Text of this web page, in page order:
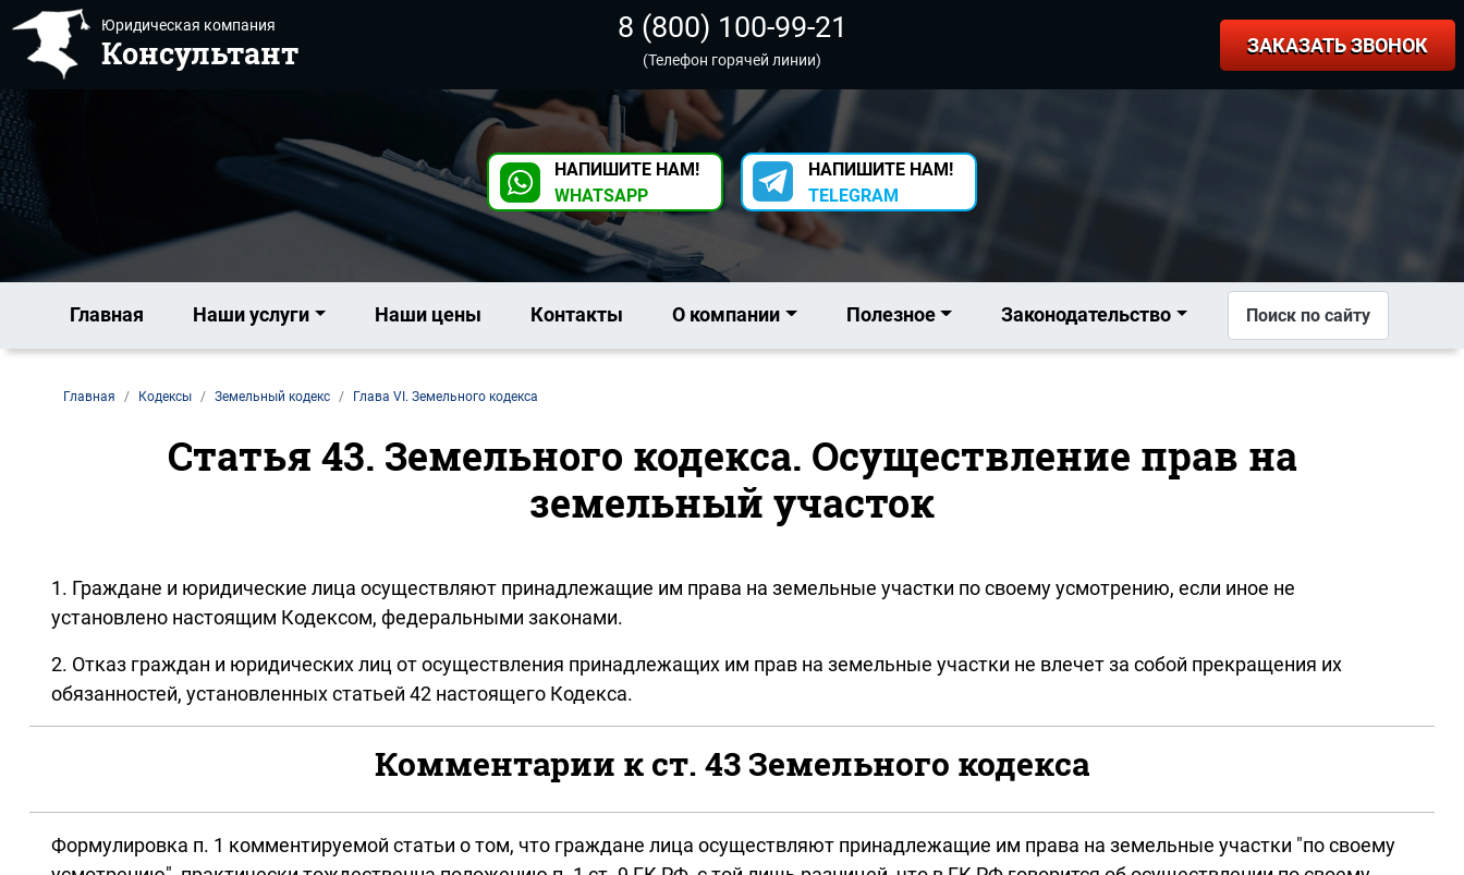
Юридическая компания
Консультант
8 (800) 100-99-21
(Телефон горячей линии)
ЗАКАЗАТЬ ЗВОНОК
НАПИШИТЕ НАМ!
WHATSAPP
НАПИШИТЕ НАМ!
TELEGRAM
Главная Наши услуги Наши цены Контакты О компании Полезное Законодательство Поиск по сайту
Главная Кодексы Земельный кодекс Глава VI. Земельного кодекса
Статья 43. Земельного кодекса. Осуществление прав на
земельный участок
1. Граждане и юридические лица осуществляют принадлежащие им права на земельные участки по своему усмотрению, если иное не
установлено настоящим Кодексом, федеральными законами.
2. Отказ граждан и юридических лиц от осуществления принадлежащих им прав на земельные участки не влечет за собой прекращения их
обязанностей, установленных статьей 42 настоящего Кодекса.
Комментарии к ст. 43 Земельного кодекса
Формулировка п. 1 комментируемой статьи о том, что граждане лица осуществляют принадлежащие им права на земельные участки "по своему